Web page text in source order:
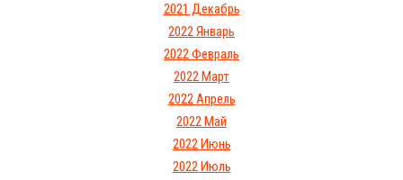
2021 Декабрь
2022 Январь
2022 Февраль
2022 Март
2022 Апрель
2022 Май
2022 Июнь
2022 Июль